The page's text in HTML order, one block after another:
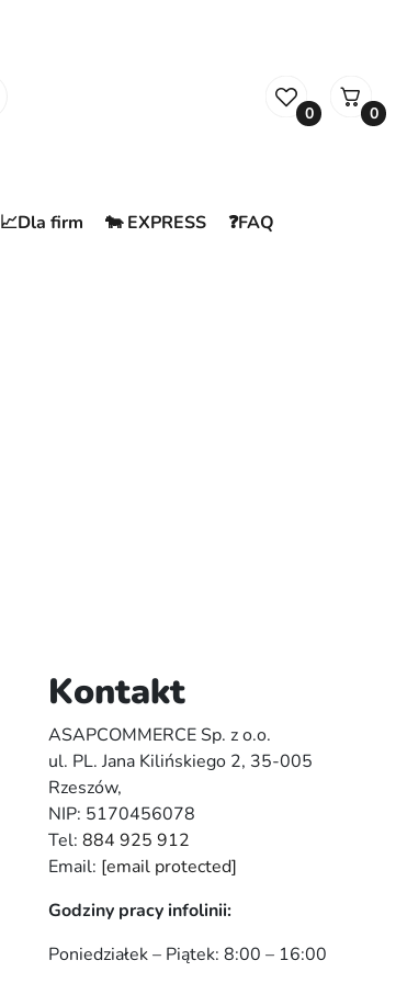
0 0
📈Dla firm 🐄 EXPRESS ❓FAQ
Kontakt
ASAPCOMMERCE Sp. z o.o.
ul. PL. Jana Kilińskiego 2, 35-005
Rzeszów,
NIP: 5170456078
Tel: 884 925 912
Email: [email protected]
Godziny pracy infolinii:
Poniedziałek – Piątek: 8:00 – 16:00